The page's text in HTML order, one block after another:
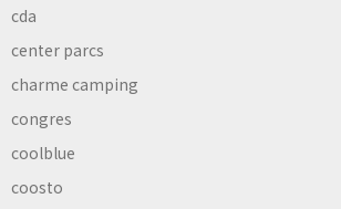
cda
center parcs
charme camping
congres
coolblue
coosto